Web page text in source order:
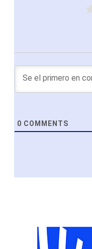
0 COMMENTS